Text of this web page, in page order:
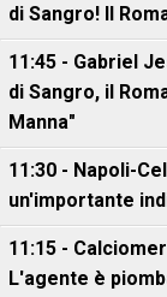
di Sangro! Il
11:45 - Gabriel
di Sangro, il
Manna"
11:30 - Napoli-
un'importante
11:15 -
L'agente è